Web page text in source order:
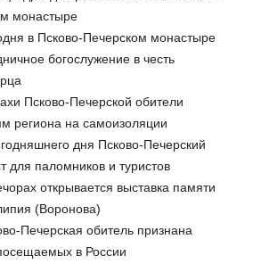
монастыре
в Псково-Печерском монастыре
богослужение в честь
Псково-Печерской обители
региона на самоизоляции
дня Псково-Печерский
для паломников и туристов
открывается выставка памяти
(Воронова)
Печерская обитель признана
в России